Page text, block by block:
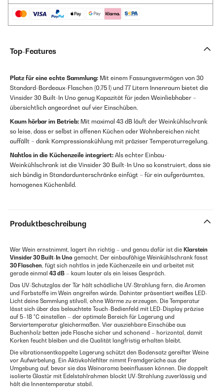
Top-Features
Platz für eine echte Sammlung: Mit einem Fassungsvermögen von 30
Standard-Bordeaux-Flaschen (0,75 l) und 77 Litern Innenraum bietet die
Vinsider 30 Built-In Uno genug Kapazität für jeden Weinliebhaber –
übersichtlich angeordnet auf vier Einschüben.
Kaum hörbar im Betrieb: Mit maximal 43 dB läuft der Weinkühlschrank
so leise, dass er selbst in offenen Küchen oder Wohnbereichen nicht
auffällt – dank Kompressionskühlung mit präziser Temperaturregelung.
Nahtlos in die Küchenzeile integriert: Als echter Einbau-
Weinkühlschrank ist die Vinsider 30 Built-In Uno so konstruiert, dass sie
sich bündig in Standardunterschränke einfügt – für ein aufgeräumtes,
homogenes Küchenbild.
Produktbeschreibung
Wer Wein ernstnimmt, lagert ihn richtig – und genau dafür ist die Klarstein
Vinsider 30 Built-In Uno gemacht. Der einbaufähige Weinkühlschrank fasst
30 Flaschen, fügt sich nahtlos in jede Küchenzeile ein und arbeitet mit
gerade einmal 43 dB – kaum lauter als ein leises Gespräch.
Das UV-Schutzglas der Tür hält schädliche UV-Strahlung fern, die Aromen
und Farbstoffe im Wein angreifen würde. Dahinter präsentiert weißes LED-
Licht deine Sammlung stilvoll, ohne Wärme zu erzeugen. Die Temperatur
lässt sich über das beleuchtete Touch-Bedienfeld mit LED-Display präzise
auf 5–18 °C einstellen – der optimale Bereich für Lagerung und
Serviertemperatur gleichermaßen. Vier ausziehbare Einschübe aus
Buchenholz betten jede Flasche sicher und schonend – horizontal, damit
Korken feucht bleiben und die Qualität langfristig erhalten bleibt.
Die vibrationsentkoppelte Lagerung schützt den Bodensatz gereifter Weine
vor Aufwirbelung. Ein Aktivkohlefilter nimmt Fremdgerüche aus der
Umgebung auf, bevor sie das Weinaroma beeinflussen können. Die doppelt
isolierte Glastür mit Edelstahlrahmen blockt UV-Strahlung zuverlässig und
hält die Innentemperatur stabil.